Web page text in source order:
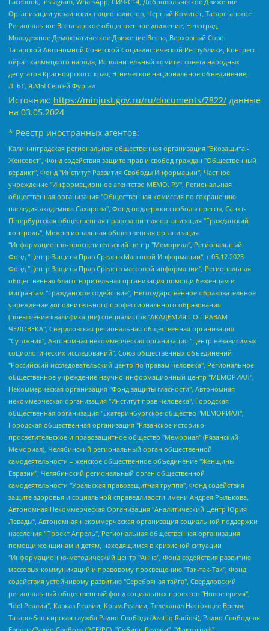
Организации украинских националистов, Черный Комитет, Татарстанское
Региональное Всетатарское общественное движение, Невоград,
Молодежное Демократическое Движение Весна, Верховный Совет
Татарской Автономной Советской Социалистической Республики, Конгресс
ойрат-калмыцкого народа, Исполнительный комитет совета народных
депутатов Красноярского края, Этническое национальное объединение,
ЛГБТ, Я.МЫ Сергей Фургал
Источник: https://minjust.gov.ru/ru/documents/7822/ данные
на 03.05.2024
* Реестр иностранных агентов:
Калининградская региональная общественная организация "Экозащита!-Женсовет", Фонд содействия защите прав и свобод граждан "Общественный вердикт", Фонд "Институт Развития Свободы Информации", Частное учреждение "Информационное агентство МЕМО. РУ", Региональная общественная организация "Общественная комиссия по сохранению наследия академика Сахарова", Фонд поддержки свободы прессы, Санкт-Петербургская общественная правозащитная организация "Гражданский контроль", Межрегиональная общественная организация "Информационно-просветительский центр "Мемориал", Региональный Фонд "Центр Защиты Прав Средств Массовой Информации", с 05.12.2023 Фонд "Центр Защиты Прав Средств массовой информации", Региональная общественная благотворительная организация помощи беженцам и мигрантам "Гражданское содействие", Негосударственное образовательное учреждение дополнительного профессионального образования (повышение квалификации) специалистов "АКАДЕМИЯ ПО ПРАВАМ ЧЕЛОВЕКА", Свердловская региональная общественная организация "Сутяжник", Автономная некоммерческая организация "Центр независимых социологических исследований", Союз общественных объединений "Российский исследовательский центр по правам человека", Региональное общественное учреждение научно-информационный центр "МЕМОРИАЛ", Некоммерческая организация "Фонд защиты гласности", Автономная некоммерческая организация "Институт прав человека", Городская общественная организация "Екатеринбургское общество "МЕМОРИАЛ", Городская общественная организация "Рязанское историко-просветительское и правозащитное общество "Мемориал" (Рязанский Мемориал), Челябинский региональный орган общественной самодеятельности – женское общественное объединение "Женщины Евразии", Челябинский региональный орган общественной самодеятельности "Уральская правозащитная группа", Фонд содействия защите здоровья и социальной справедливости имени Андрея Рылькова, Автономная Некоммерческая Организация "Аналитический Центр Юрия Левады", Автономная некоммерческая организация социальной поддержки населения "Проект Апрель", Региональная общественная организация помощи женщинам и детям, находящимся в кризисной ситуации "Информационно-методический центр "Анна", Фонд содействия развитию массовых коммуникаций и правовому просвещению "Так-так-Так", Фонд содействия устойчивому развитию "Серебряная тайга", Свердловский региональный общественный фонд социальных проектов "Новое время", "Idel.Реалии", Кавказ.Реалии, Крым.Реалии, Телеканал Настоящее Время, Татаро-башкирская служба Радио Свобода (Azatliq Radiosi), Радио Свободная Европа/Радио Свобода (PCE/PC), "Сибирь.Реалии", "Фактограф", Благотворительный фонд помощи осужденным и их семьям, Автономная некоммерческая организация "Институт глобализации и социальных движений", Фонд "В защиту прав заключенных", Частное учреждение "Центр поддержки и содействия развитию средств массовой информации", Пензенский региональный общественный благотворительный фонд "Гражданский союз", "Север.Реалии", Некоммерческая организация Фонд "Правовая инициатива", Общество с ограниченной ответственностью "Радио Свободная Европа/Радио Свобода", Чешское информационное агентство "MEDIUM-ORIENT", Красноярская региональная общественная организация "Мы против СПИДа", Камалягин Денис Николаевич, Маркелов Сергей Евгеньевич, Пономарев Лев Александрович, Савицкая Людмила Алексеевна, Автономная некоммерческая организация "Центр по работе с проблемой насилия "НАСИЛИЮ.НЕТ", Межрегиональный профессиональный союз работников здравоохранения "Альянс врачей", Юридическое лицо, зарегистрированное в Латвийской Республике, SIA "Medusa Project" (регистрационный номер 40103797863, дата регистрации 10.06.2014), Некоммерческая организация "Фонд по борьбе с коррупцией", Автономная некоммерческая организация "Институт права и публичной политики", Баданин Роман Сергеевич, Гликин Максим Александрович, Железнова Мария Михайловна, Лукьянова Юлия Сергеевна, Маетная Елизавета Витальевна, Маняхин Петр Борисович, Чуракова Ольга Владимировна, Ярош Юлия Петровна, Юридическое лицо "The Insider SIA", зарегистрированное в Риге, Латвийская Республика (дата регистрации 26.06.2015), являющееся администратором доменного имени интернет-издания "The Insider SIA", https://theins.ru, Постернак Алексей Евгеньевич, Рубин Михаил Аркадьевич, Анин Роман Александрович, Юридическое лицо Istories fonds, зарегистрированное в Латвийской Республике (регистрационный номер 50008295751, дата регистрации 24.02.2020), Великовский Дмитрий Александрович, Долинина Ирина Николаевна, Мароховская Алеся Алексеевна, Шлейнов Роман Юрьевич, Шмагун Олеся Валентиновна, Общество с ограниченной ответственностью "Альтаир 2021", Общество с ограниченной ответственностью "Вега 2021", Общество с ограниченной ответственностью "Главный редактор 2021", Общество с ограниченной ответственностью "Ромашки монолит", Важенков Артем Валерьевич, Ивановская областная общественная организация "Центр гендерных исследований", Гурман Юрий Альбертович, Медиапроект "ОВД-Инфо", Егоров Владимир Владимирович, Жилинский Владимир Александрович, Общество с ограниченной ответственностью "ЗП", Иванова София Юрьевна, Карезина Инна Павловна, Кильтау Екатерина Викторовна, Петров Алексей Викторович, Пискунов Сергей Евгеньевич, Смирнов Сергей Сергеевич, Тихонов Михаил Сергеевич, Общество с ограниченной ответственностью "ЖУРНАЛИСТ-ИНОСТРАННЫЙ АГЕНТ", Арапова Галина Юрьевна, Вольтская Татьяна Анатольевна, Американская компания "Mason G.E.S. Anonymous Foundation" (США), являющаяся владельцем интернет-издания https://mnews.world/, Компания "Stichting Bellingcat", зарегистрированная в Нидерландах (дата регистрации 11.07.2018), Захаров Андрей Вячеславович, Клепиковская Екатерина Дмитриевна, Общество с ограниченной ответственностью "МЕМО", Перл Роман Александрович, Симонов Евгений Алексеевич, Соловьева Елена Анатольевна, Сотников Даниил Владимирович, Сурначева Елизавета Дмитриевна, Автономная некоммерческая организация по защите прав человека и информированию населения "Якутия – Наше Мнение", Общество с ограниченной ответственностью "Москоу диджитал медиа", с 26.01.2023 Общество с ограниченной ответственностью "Чайка Белые сады", Ветошкина Валерия Валерьевна, Заговора Максим Александрович, Межрегиональное общественное движение "Российская ЛГБТ - сеть", Оленичев Максим Владимирович, Павлов Иван Юрьевич, Скворцова Елена Сергеевна, Общество с ограниченной ответственностью "Как бы инагент", Кочетков Игорь Викторович, Общество с ограниченной ответственностью "Честные выборы", Еланчик Олег Александрович, Общество с ограниченной ответственностью "Нобелевский призыв", Гималова Регина Эмилевна, Григорьев Андрей Валерьевич, Григорьева Алина Александровна, Ассоциация по содействию защите прав призывников, альтернативнослужащих и военнослужащих "Правозащитная группа "Гражданин.Армия.Право", Хисамова Регина Фаритовна, Автономная некоммерческая организация по реализации социально-правовых программ "Лилит", Дальневосточное общественное движение "Маяк", Санкт-Петербургская ЛГБТ-инициативная группа "Выход", Инициативная группа ЛГБТ+ "Реверс", Алексеев Андрей Викторович, Бекбулатова Таисия Львовна, Беляев Иван Михайлович, Владыкина Елена Сергеевна, Гельман Марат Александрович, Никульшина Вероника Юрьевна, Толоконникова Надежда Андреевна, Шендерович Виктор Анатольевич, Общество с ограниченной ответственностью "Данное сообщение", Общество с ограниченной ответственностью Издательский дом "Новая глава", Айнбиндер Александра Александровна, Московский комьюнити-центр для ЛГБТ+инициатив, Благотворительный фонд развития филантропии, Deutsche Welle (Германия, Kurt-Schumacher-Strasse 3, 53113 Bonn), Борзунова Мария Михайловна, Воробьев Виктор Викторович, Голубева Анна Львовна, Константинова Алла Михайловна, Малкова Ирина Владимировна, Мурадов Мурад Абдулгалимович, Осетинская Елизавета Николаевна, Понасенков Евгений Николаевич, Ганапольский Матвей Юрьевич, Киселев Евгений Алексеевич, Борухович Ирина Григорьевна, Дремин Иван Тимофеевич, Дубровский Дмитрий Викторович, Красноярская региональная общественная организация поддержки и развития альтернативных образовательных технологий и межкультурных коммуникаций "ИНТЕРРА", Маяковская Екатерина Алексеевна, Фейгин Марк Захарович, Филимонов Андрей Викторович, Дзугкоева Регина Николаевна, Доброхотов Роман Александрович, Дудь Юрий Александрович, Елкин Сергей Владимирович, Кругликов Кирилл Игоревич, Сабунаева Мария Леонидовна, Семенов Алексей Владимирович, Шаинян Карен Багратович, Шульман Екатерина Михайловна, Асафьев Артур Валерьевич, Вахштайн Виктор Семенович, Венедиктов Алексей Алексеевич, Лушникова Екатерина Евгеньевна, Волков Леонид Михайлович, Невзоров Александр Глебович, Пархоменко Сергей Борисович, Сироткин Ярослав Николаевич, Кара-Мурза Владимир Владимирович, Баранова Наталья Владимировна, Гозман Леонид Яковлевич, Кагарлицкий Борис Юльевич, Климарев Михаил Валерьевич, Милов Владимир Станиславович, Автономная некоммерческая организация Краснодарский центр современного искусства "Типография", Моргенштерн Алишер Тагирович, Соболь Любовь Эдуардовна, Общество с ограниченной ответственностью "ЛИЗА НОРМ", Каспаров Гарри Кимович, Ходорковский Михаил Борисович, Общество с ограниченной ответственностью "Апрельские тезисы", Данилович Ирина Брониславовна, Кашин Олег Владимирович, Петров Николай Владимирович, Пивоваров Алексей Владимирович, Соколов Михаил Владимирович, Цветкова Юлия Владимировна, Чичваркин Евгений Александрович, Комитет против пыток/Команда против пыток, Общество с ограниченной ответственностью "Первый научный", Общество с ограниченной ответственностью "Вертолет и ко", Белоцерковская Вероника Борисовна, Кац Максим Евгеньевич, Лазарева Татьяна Юрьевна, Шаведдинов Руслан Табризович, Яшин Илья Валерьевич, Общество с ограниченной ответственностью "Иноагент ААВ", Алешковский Дмитрий Петрович, Альбац Евгения Марковна, Быков Дмитрий Львович, Галямина Юлия Евгеньевна, Лойко Сергей Леонидович, Мартынов Кирилл Константинович, Медведев Сергей Александрович, Крашенинников Федор Геннадиевич, Гордеева Катерина Вл